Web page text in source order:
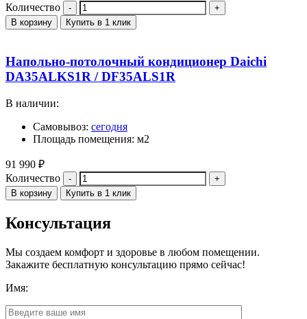
Количество
В корзину Купить в 1 клик
Напольно-потолочный кондиционер Daichi
DA35ALKS1R / DF35ALS1R
В наличии:
Самовывоз: сегодня
Площадь помещения: м2
91 990 ₽
Количество
В корзину Купить в 1 клик
Консультация
Мы создаем комфорт и здоровье в любом помещении.
Закажите бесплатную консультацию прямо сейчас!
Имя: